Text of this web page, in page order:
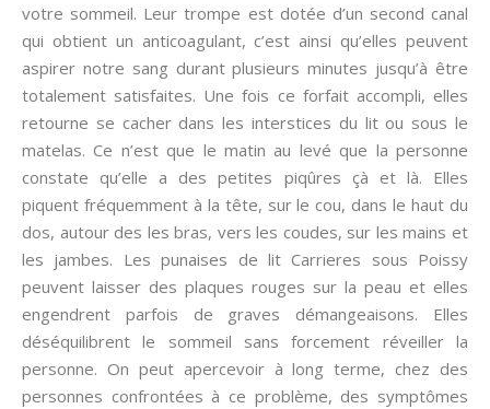
votre sommeil. Leur trompe est dotée d’un second canal
qui obtient un anticoagulant, c’est ainsi qu’elles peuvent
aspirer notre sang durant plusieurs minutes jusqu’à être
totalement satisfaites. Une fois ce forfait accompli, elles
retourne se cacher dans les interstices du lit ou sous le
matelas. Ce n’est que le matin au levé que la personne
constate qu’elle a des petites piqûres çà et là. Elles
piquent fréquemment à la tête, sur le cou, dans le haut du
dos, autour des les bras, vers les coudes, sur les mains et
les jambes. Les punaises de lit Carrieres sous Poissy
peuvent laisser des plaques rouges sur la peau et elles
engendrent parfois de graves démangeaisons. Elles
déséquilibrent le sommeil sans forcement réveiller la
personne. On peut apercevoir à long terme, chez des
personnes confrontées à ce problème, des symptômes